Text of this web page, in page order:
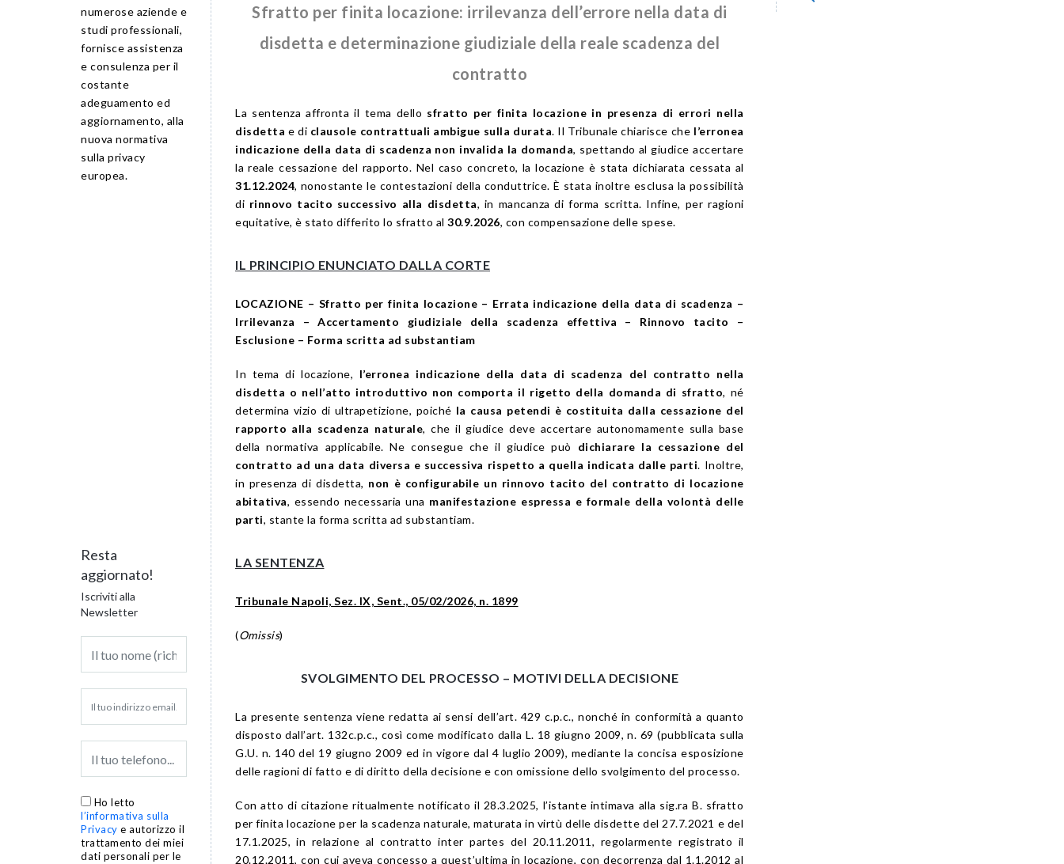
numerose aziende e
studi professionali,
fornisce assistenza
e consulenza per il
costante
adeguamento ed
aggiornamento, alla
nuova normativa
sulla privacy
europea.
Resta
aggiornato!
Iscriviti alla
Newsletter
Ho letto
l’informativa sulla
Privacy e autorizzo il
trattamento dei miei
dati personali per le
Sfratto per finita locazione: irrilevanza dell’errore nella data di
disdetta e determinazione giudiziale della reale scadenza del
contratto
La sentenza affronta il tema dello sfratto per finita locazione in presenza di errori nella
disdetta e di clausole contrattuali ambigue sulla durata. Il Tribunale chiarisce che l’erronea
indicazione della data di scadenza non invalida la domanda, spettando al giudice accertare
la reale cessazione del rapporto. Nel caso concreto, la locazione è stata dichiarata cessata al
31.12.2024, nonostante le contestazioni della conduttrice. È stata inoltre esclusa la possibilità
di rinnovo tacito successivo alla disdetta, in mancanza di forma scritta. Infine, per ragioni
equitative, è stato differito lo sfratto al 30.9.2026, con compensazione delle spese.
IL PRINCIPIO ENUNCIATO DALLA CORTE
LOCAZIONE – Sfratto per finita locazione – Errata indicazione della data di scadenza –
Irrilevanza – Accertamento giudiziale della scadenza effettiva – Rinnovo tacito –
Esclusione – Forma scritta ad substantiam
In tema di locazione, l’erronea indicazione della data di scadenza del contratto nella
disdetta o nell’atto introduttivo non comporta il rigetto della domanda di sfratto, né
determina vizio di ultrapetizione, poiché la causa petendi è costituita dalla cessazione del
rapporto alla scadenza naturale, che il giudice deve accertare autonomamente sulla base
della normativa applicabile. Ne consegue che il giudice può dichiarare la cessazione del
contratto ad una data diversa e successiva rispetto a quella indicata dalle parti. Inoltre,
in presenza di disdetta, non è configurabile un rinnovo tacito del contratto di locazione
abitativa, essendo necessaria una manifestazione espressa e formale della volontà delle
parti, stante la forma scritta ad substantiam.
LA SENTENZA
Tribunale Napoli, Sez. IX, Sent., 05/02/2026, n. 1899
(Omissis)
SVOLGIMENTO DEL PROCESSO – MOTIVI DELLA DECISIONE
La presente sentenza viene redatta ai sensi dell’art. 429 c.p.c., nonché in conformità a quanto
disposto dall’art. 132c.p.c., così come modificato dalla L. 18 giugno 2009, n. 69 (pubblicata sulla
G.U. n. 140 del 19 giugno 2009 ed in vigore dal 4 luglio 2009), mediante la concisa esposizione
delle ragioni di fatto e di diritto della decisione e con omissione dello svolgimento del processo.
Con atto di citazione ritualmente notificato il 28.3.2025, l’istante intimava alla sig.ra B. sfratto
per finita locazione per la scadenza naturale, maturata in virtù delle disdette del 27.7.2021 e del
17.1.2025, in relazione al contratto inter partes del 20.11.2011, regolarmente registrato il
20.12.2011, con cui aveva concesso a quest’ultima in locazione, con decorrenza dal 1.1.2012 al